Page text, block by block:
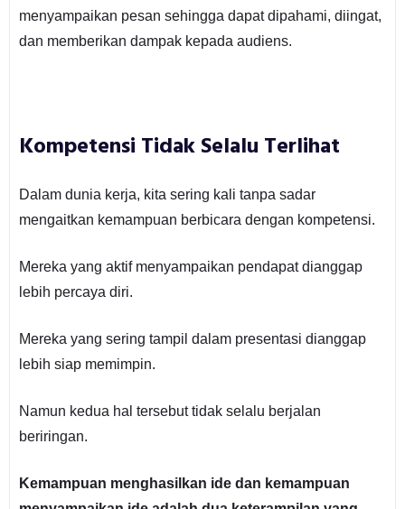
menyampaikan pesan sehingga dapat dipahami, diingat,
dan memberikan dampak kepada audiens.
Kompetensi Tidak Selalu Terlihat
Dalam dunia kerja, kita sering kali tanpa sadar
mengaitkan kemampuan berbicara dengan kompetensi.
Mereka yang aktif menyampaikan pendapat dianggap
lebih percaya diri.
Mereka yang sering tampil dalam presentasi dianggap
lebih siap memimpin.
Namun kedua hal tersebut tidak selalu berjalan
beriringan.
Kemampuan menghasilkan ide dan kemampuan